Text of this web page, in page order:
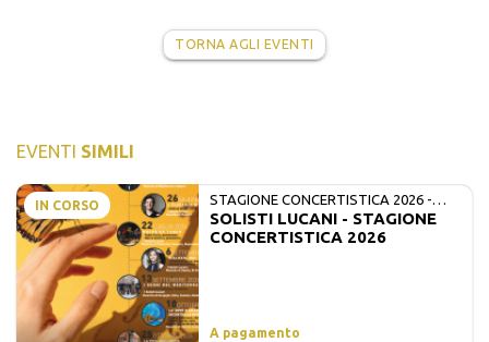
TORNA AGLI EVENTI
EVENTI SIMILI
IN CORSO
STAGIONE CONCERTISTICA 2026 -
MATE E SOLISTI LUCANI
SOLISTI LUCANI - STAGIONE
CONCERTISTICA 2026
A pagamento